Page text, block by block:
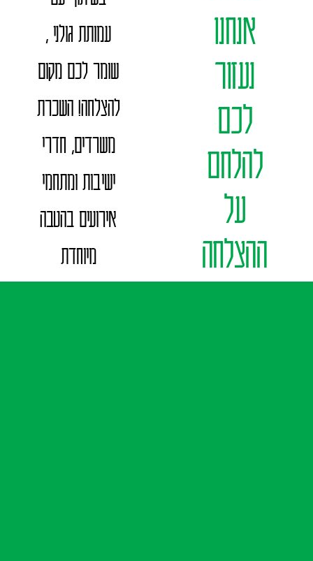
אנחנו
נעזור
לכם
להלחם
על
ההצלחה
עמותת גולני ,
שומר לכם מקום
להצלחה! השכרת
משרדים, חדרי
ישיבות ומתחמי
אירועים בהטבה
מיוחדת